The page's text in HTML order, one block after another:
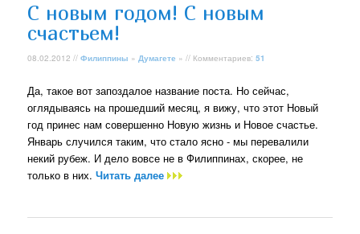
С новым годом! С новым
счастьем!
08.02.2012 //Филиппины » Думагете » // Комментариев:51
Да, такое вот запоздалое название поста. Но сейчас,
оглядываясь на прошедший месяц, я вижу, что этот Новый
год принес нам совершенно Новую жизнь и Новое счастье.
Январь случился таким, что стало ясно - мы перевалили
некий рубеж. И дело вовсе не в Филиппинах, скорее, не
только в них.Читать далее